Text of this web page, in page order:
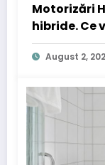
Motorizări
hibride. Ce
August 2,